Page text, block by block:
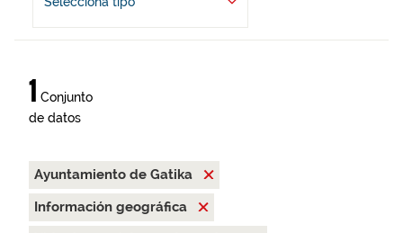
1 Conjunto
de datos
Ayuntamiento de Gatika
Información geográfica